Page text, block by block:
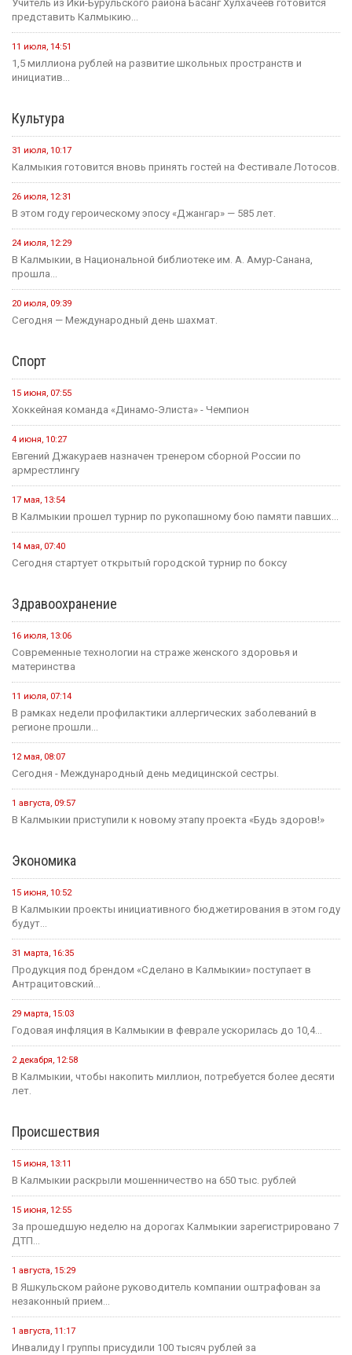
Учитель из Ики-Бурульского района Басанг Хулхачеев готовится
представить Калмыкию...
11 июля, 14:51
1,5 миллиона рублей на развитие школьных пространств и
инициатив...
Культура
31 июля, 10:17
Калмыкия готовится вновь принять гостей на Фестивале Лотосов.
26 июля, 12:31
В этом году героическому эпосу «Джангар» — 585 лет.
24 июля, 12:29
В Калмыкии, в Национальной библиотеке им. А. Амур-Санана,
прошла...
20 июля, 09:39
Сегодня — Международный день шахмат.
Спорт
15 июня, 07:55
Хоккейная команда «Динамо-Элиста» - Чемпион
4 июня, 10:27
Евгений Джакураев назначен тренером сборной России по
армрестлингу
17 мая, 13:54
В Калмыкии прошел турнир по рукопашному бою памяти павших...
14 мая, 07:40
Сегодня стартует открытый городской турнир по боксу
Здравоохранение
16 июля, 13:06
Современные технологии на страже женского здоровья и
материнства
11 июля, 07:14
В рамках недели профилактики аллергических заболеваний в
регионе прошли...
12 мая, 08:07
Сегодня - Международный день медицинской сестры.
1 августа, 09:57
В Калмыкии приступили к новому этапу проекта «Будь здоров!»
Экономика
15 июня, 10:52
В Калмыкии проекты инициативного бюджетирования в этом году
будут...
31 марта, 16:35
Продукция под брендом «Сделано в Калмыкии» поступает в
Антрацитовский...
29 марта, 15:03
Годовая инфляция в Калмыкии в феврале ускорилась до 10,4...
2 декабря, 12:58
В Калмыкии, чтобы накопить миллион, потребуется более десяти
лет.
Происшествия
15 июня, 13:11
В Калмыкии раскрыли мошенничество на 650 тыс. рублей
15 июня, 12:55
За прошедшую неделю на дорогах Калмыкии зарегистрировано 7
ДТП...
1 августа, 15:29
В Яшкульском районе руководитель компании оштрафован за
незаконный прием...
1 августа, 11:17
Инвалиду I группы присудили 100 тысяч рублей за